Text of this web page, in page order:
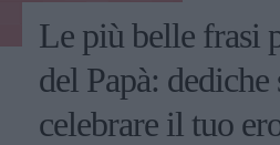
Le più belle frasi
del Papà:
celebrare il tuo